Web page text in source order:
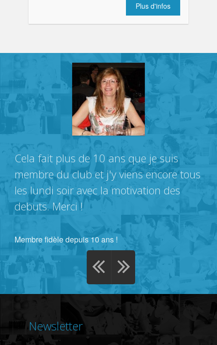
Plus d'infos
Cela fait plus de 10 ans que je suis
membre du club et j'y viens encore tous
les lundi soir avec la motivation des
debuts. Merci !
Membre fidèle depuis 10 ans !
Newsletter